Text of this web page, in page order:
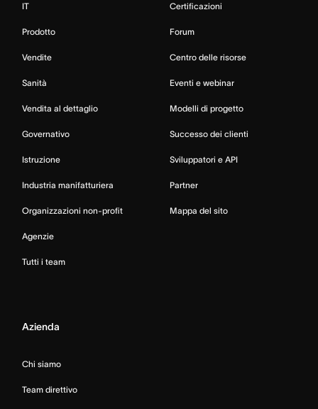
IT
Prodotto
Vendite
Sanità
Vendita al dettaglio
Governativo
Istruzione
Industria manifatturiera
Organizzazioni non-profit
Agenzie
Tutti i team
Certificazioni
Forum
Centro delle risorse
Eventi e webinar
Modelli di progetto
Successo dei clienti
Sviluppatori e API
Partner
Mappa del sito
Azienda
Chi siamo
Team direttivo